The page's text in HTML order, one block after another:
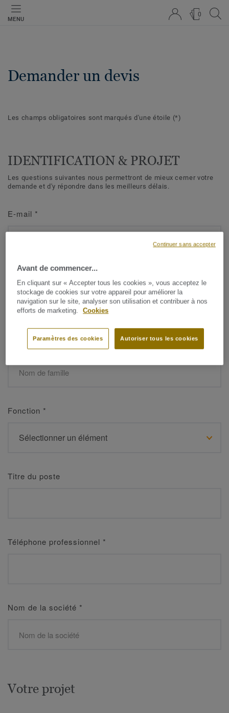
MENU
0
Demander un devis
Les champs obligatoires sont marqués d'une étoile (*)
IDENTIFICATION & PROJET
Les questions suivantes nous permettront de mieux cerner votre
demande et d'y répondre dans les meilleurs délais.
E-mail *
Prénom*
Fonction *
Titre du poste
Téléphone professionnel *
Nom de la société *
Votre projet
Avant de commencer...
En cliquant sur « Accepter tous les cookies », vous acceptez le
stockage de cookies sur votre appareil pour améliorer la
navigation sur le site, analyser son utilisation et contribuer à nos
efforts de marketing.
Cookies
Autoriser tous les cookies
Paramètres des cookies
Continuer sans accepter